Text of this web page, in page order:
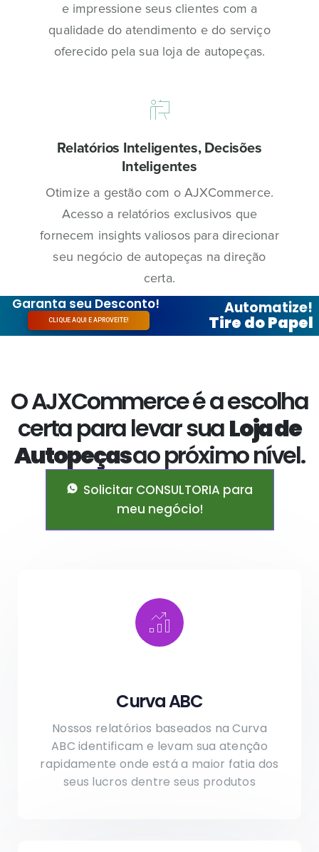
e impressione seus clientes com a
qualidade do atendimento e do serviço
oferecido pela sua loja de autopeças.
Relatórios Inteligentes, Decisões
Inteligentes
Otimize a gestão com o AJXCommerce.
Acesso a relatórios exclusivos que
fornecem insights valiosos para direcionar
seu negócio de autopeças na direção
certa.
Automatize!
CLIQUE AQUI E APROVEITE! Tire do Papel
Garanta seu Desconto!
O AJXCommerce é a escolha
certa para levar suaLoja de
Autopeçasao próximo nível.
Solicitar CONSULTORIA para
meu negócio!
Curva ABC
Nossos relatórios baseados na Curva
ABC identificam e levam sua atenção
rapidamente onde está a maior fatia dos
seus lucros dentre seus produtos